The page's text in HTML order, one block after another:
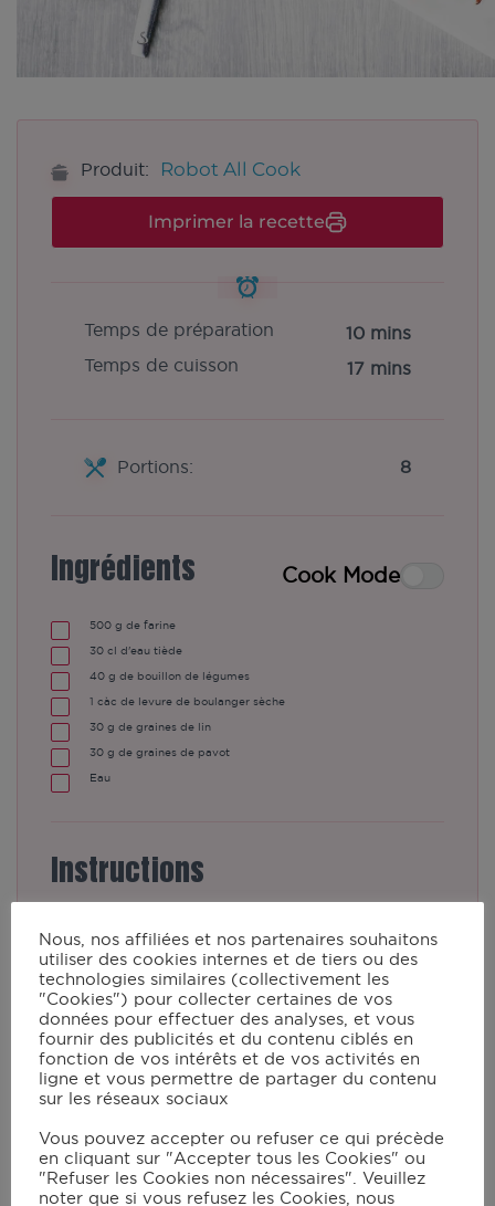
Produit: Robot All Cook
Imprimer la recette
Temps de préparation
10 mins
Temps de cuisson
17 mins
Portions: 8
Ingrédients Cook Mode
500 g de farine
30 cl d'eau tiède
40 g de bouillon de légumes
1 càc de levure de boulanger sèche
30 g de graines de lin
30 g de graines de pavot
Eau
Instructions
Pesez les graines de pavot et les
graines de lin. Réservez.
Préchauffez votre four à 220°C
(Th.7/8). Dans un récipient, diluez la
levure et l’eau tiède.
Dans le bol du robot muni du
Nous, nos affiliées et nos partenaires souhaitons
utiliser des cookies internes et de tiers ou des
technologies similaires (collectivement les
"Cookies") pour collecter certaines de vos
données pour effectuer des analyses, et vous
fournir des publicités et du contenu ciblés en
fonction de vos intérêts et de vos activités en
ligne et vous permettre de partager du contenu
sur les réseaux sociaux
Vous pouvez accepter ou refuser ce qui précède
en cliquant sur "Accepter tous les Cookies" ou
"Refuser les Cookies non nécessaires". Veuillez
noter que si vous refusez les Cookies, nous